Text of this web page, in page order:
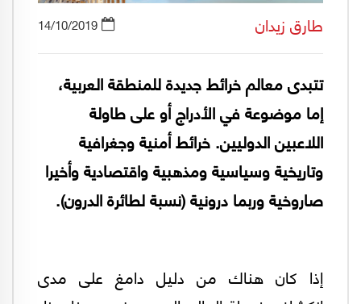
طارق زيدان 14/10/2019
تتبدى معالم خرائط جديدة للمنطقة العربية،
إما موضوعة في الأدراج أو على طاولة
اللاعبين الدوليين. خرائط أمنية وجغرافية
وتاريخية وسياسية ومذهبية واقتصادية وأخيرا
صاروخية وربما درونية (نسبة لطائرة الدرون).
إذا كان هناك من دليل دامغ على مدى